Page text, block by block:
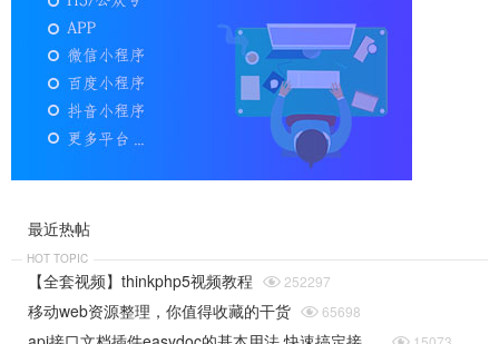
最近热帖
HOT TOPIC
【全套视频】thinkphp5视频教程  252297
移动web资源整理，你值得收藏的干货  65698